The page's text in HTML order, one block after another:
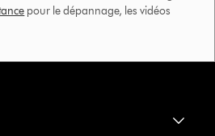
pour le dépannage, les vidéos